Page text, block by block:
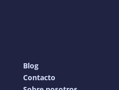
Blog
Contacto